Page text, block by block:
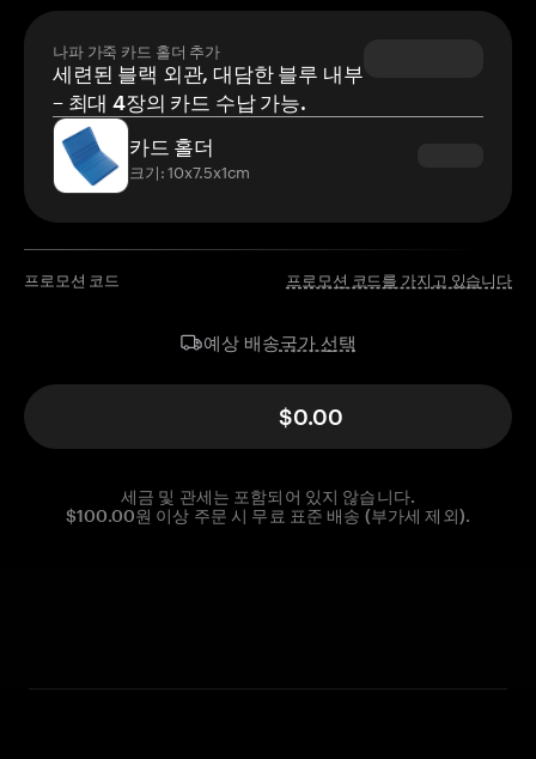
나파 가죽 카드 홀더 추가
세련된 블랙 외관, 대담한 블루 내부
– 최대 4장의 카드 수납 가능.
카드 홀더
크기: 10x7.5x1cm
프로모션 코드 프로모션 코드를 가지고 있습니다
예상 배송국가 선택
$0.00
세금 및 관세는 포함되어 있지 않습니다.
$100.00원 이상 주문 시 무료 표준 배송 (부가세 제외).